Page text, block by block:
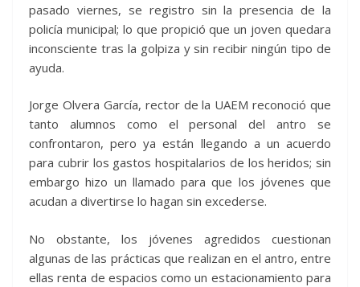
pasado viernes, se registro sin la presencia de la
policía municipal; lo que propició que un joven quedara
inconsciente tras la golpiza y sin recibir ningún tipo de
ayuda.
Jorge Olvera García, rector de la UAEM reconoció que
tanto alumnos como el personal del antro se
confrontaron, pero ya están llegando a un acuerdo
para cubrir los gastos hospitalarios de los heridos; sin
embargo hizo un llamado para que los jóvenes que
acudan a divertirse lo hagan sin excederse.
No obstante, los jóvenes agredidos cuestionan
algunas de las prácticas que realizan en el antro, entre
ellas renta de espacios como un estacionamiento para